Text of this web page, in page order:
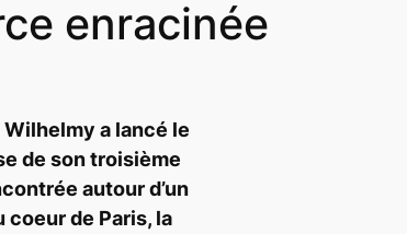
enracinée
a lancé le
de son troisième
autour d’un
coeur de Paris, la